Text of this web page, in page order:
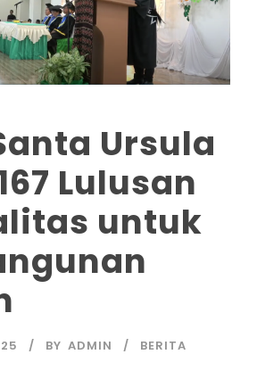
Ursula
Lulusan
untuk
BY ADMIN BERITA